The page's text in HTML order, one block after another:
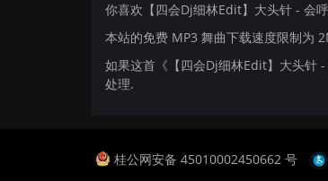
你喜欢【四会Dj细林Edit】大头针 - 会
本站的免费 MP3 舞曲下载速度限制为
如果这首《【四会Dj细林Edit】大头针
处理.
桂公网安备 45010002450662 号